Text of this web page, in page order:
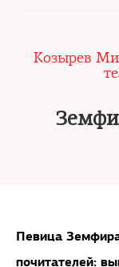
Козырев
Певица
почитателей: